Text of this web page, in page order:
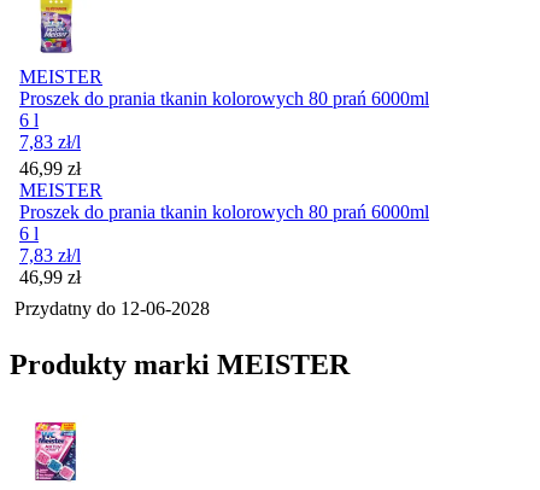
MEISTER
Proszek do prania tkanin kolorowych 80 prań 6000ml
6 l
7,83 zł/l
Cena
46,99 zł
MEISTER
Proszek do prania tkanin kolorowych 80 prań 6000ml
6 l
7,83 zł/l
Cena
46,99 zł
Przydatny do 12-06-2028
Produkty marki MEISTER